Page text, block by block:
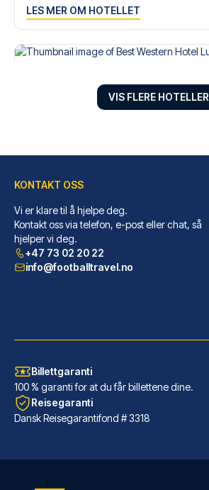
LES MER OM HOTELLET
Best Western Hotel Luxor
Dersom du velger Best Western ...
VIS FLERE HOTELLER
KONTAKT OSS
Vi er klare til å hjelpe deg.
Kontakt oss via telefon, e-post eller chat, så
hjelper vi deg.
+47 73 02 20 22
info@footballtravel.no
Billettgaranti
100 % garanti for at du får billettene dine.
Reisegaranti
Dansk Reisegarantifond # 3318